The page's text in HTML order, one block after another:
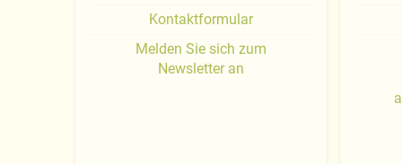
Kontaktformular
Melden Sie sich zum
Newsletter an